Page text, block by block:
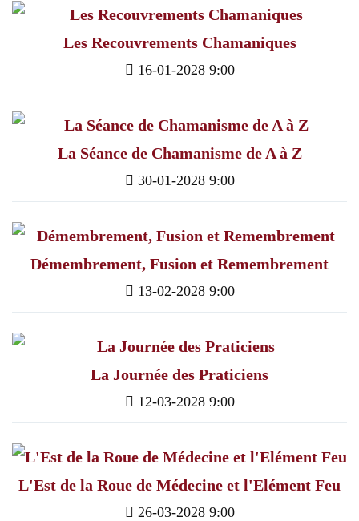
Les Recouvrements Chamaniques
16-01-2028 9:00
La Séance de Chamanisme de A à Z
30-01-2028 9:00
Démembrement, Fusion et Remembrement
13-02-2028 9:00
La Journée des Praticiens
12-03-2028 9:00
L'Est de la Roue de Médecine et l'Elément Feu
26-03-2028 9:00